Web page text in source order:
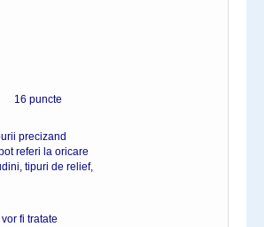
precizand
referi la oricare
tipuri de relief,
fi tratate